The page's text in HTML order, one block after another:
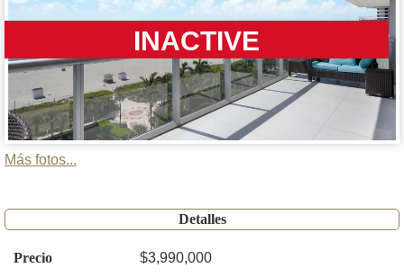
INACTIVE
Más fotos...
Detalles
Precio $3,990,000